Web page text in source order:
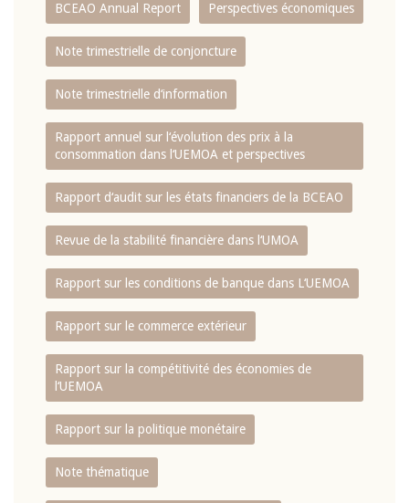
BCEAO Annual Report Perspectives économiques
Note trimestrielle de conjoncture
Note trimestrielle d‘information
Rapport annuel sur l‘évolution des prix à la
consommation dans l‘UEMOA et perspectives
Rapport d‘audit sur les états financiers de la BCEAO
Revue de la stabilité financière dans l‘UMOA
Rapport sur les conditions de banque dans L‘UEMOA
Rapport sur le commerce extérieur
Rapport sur la compétitivité des économies de
l‘UEMOA
Rapport sur la politique monétaire
Note thématique